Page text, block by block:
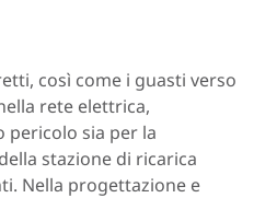
così come i guasti verso
rete elettrica,
pericolo sia per la
stazione di ricarica
Nella progettazione e